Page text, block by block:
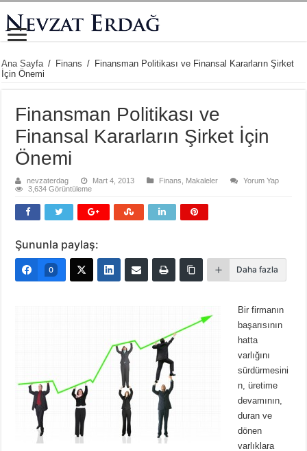
Ana Sayfa / Finans / Finansman Politikası ve Finansal Kararların Şirket
İçin Önemi
Finansman Politikası ve
Finansal Kararların Şirket İçin
Önemi
nevzaterdag Mart 4, 2013 Finans Makaleler
Yorum Yap
3,634 Görüntüleme
Şununla paylaş:
0 Daha fazla
Bir firmanın
başarısının
hatta
varlığını
sürdürmesini
n, üretime
devamının,
duran ve
dönen
varlıklara